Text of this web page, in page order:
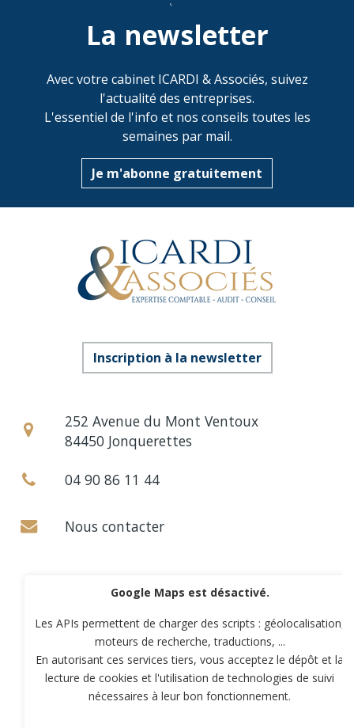
La newsletter
Avec votre cabinet ICARDI & Associés, suivez
l'actualité des entreprises.
L'essentiel de l'info et nos conseils toutes les
semaines par mail.
Je m'abonne gratuitement
Inscription à la newsletter
252 Avenue du Mont Ventoux
84450 Jonquerettes
04 90 86 11 44
Nous contacter
Google Maps est désactivé.
Les APIs permettent de charger des scripts : géolocalisation,
moteurs de recherche, traductions, ...
En autorisant ces services tiers, vous acceptez le dépôt et la
lecture de cookies et l'utilisation de technologies de suivi
nécessaires à leur bon fonctionnement.